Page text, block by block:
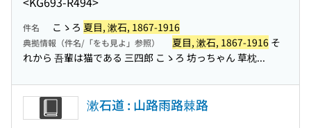
件名 こゝろ 夏目, 漱石, 1867-1916
典拠情報（件名/「をも見よ」参照） 夏目, 漱石, 1867-1916 そ
れから 吾輩は猫である 三四郎 こゝろ 坊っちゃん 草枕...
漱石道 : 山路雨路棘路